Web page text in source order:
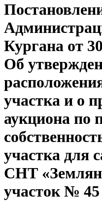
Кургана от
Об
участка и о
аукциона по
участка для
СНТ
участок № 45